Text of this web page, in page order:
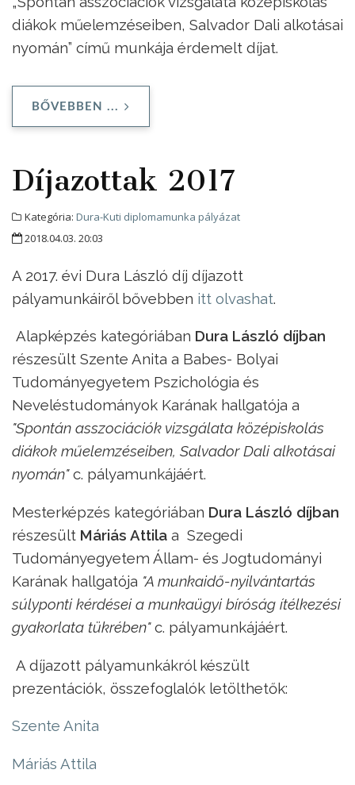
diákok műelemzéseiben, Salvador Dali alkotásai
nyomán” című munkája érdemelt díjat.
BŐVEBBEN ...
Díjazottak 2017
Kategória: Dura-Kuti diplomamunka pályázat
2018.04.03. 20:03
A 2017. évi Dura László díj díjazott
pályamunkáiről bővebben itt olvashat.
Alapképzés kategóriában Dura László díjban
részesült Szente Anita a Babes- Bolyai
Tudományegyetem Pszichológia és
Neveléstudományok Karának hallgatója a
"Spontán asszociációk vizsgálata középiskolás
diákok műelemzéseiben, Salvador Dali alkotásai
nyomán"c. pályamunkájáért.
Mesterképzés kategóriában Dura László díjban
részesült Máriás Attila a Szegedi
Tudományegyetem Állam- és Jogtudományi
Karának hallgatója "A munkaidő-nyilvántartás
súlyponti kérdései a munkaügyi bíróság ítélkezési
gyakorlata tükrében"c. pályamunkájáért.
A díjazott pályamunkákról készült
prezentációk, összefoglalók letölthetők:
Szente Anita
Máriás Attila